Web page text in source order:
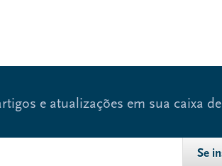
e atualizações em sua caixa de